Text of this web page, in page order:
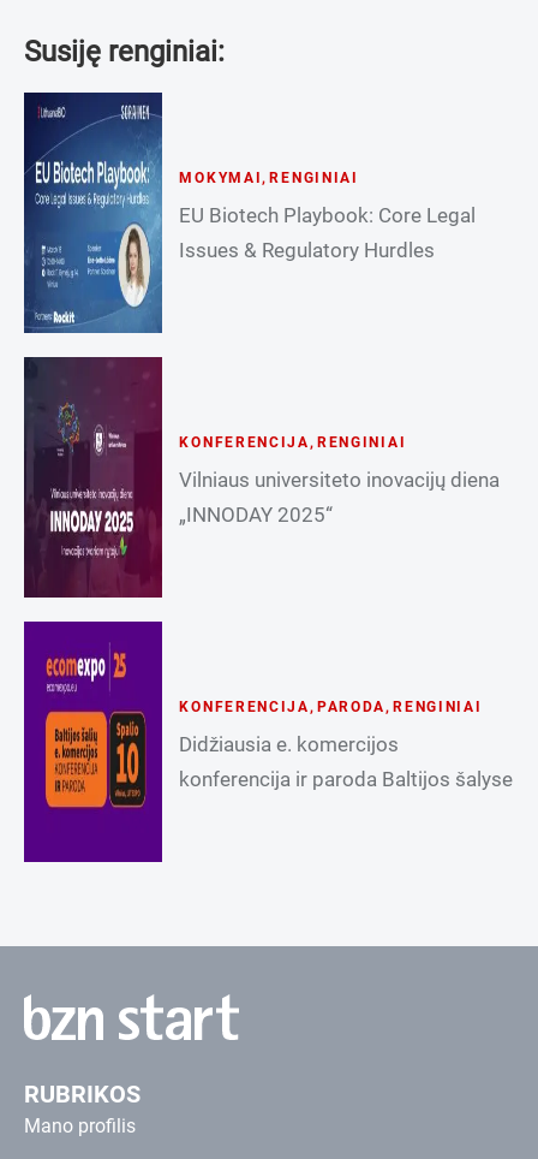
Susiję renginiai:
MOKYMAI ,RENGINIAI
EU Biotech Playbook: Core Legal
Issues & Regulatory Hurdles
KONFERENCIJA , RENGINIAI
Vilniaus universiteto inovacijų diena
„INNODAY 2025“
KONFERENCIJA , PARODA ,RENGINIAI
Didžiausia e. komercijos
konferencija ir paroda Baltijos šalyse
RUBRIKOS
Mano profilis